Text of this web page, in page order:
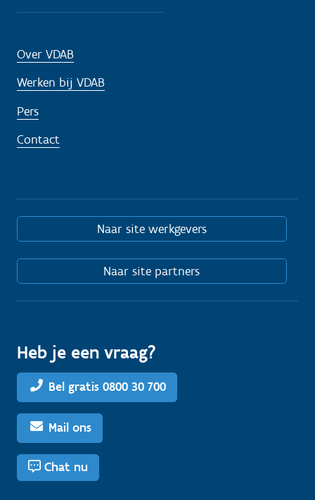
Over VDAB
Werken bij VDAB
Pers
Contact
Naar site werkgevers
Naar site partners
Heb je een vraag?
Bel gratis 0800 30 700
Mail ons
Chat nu